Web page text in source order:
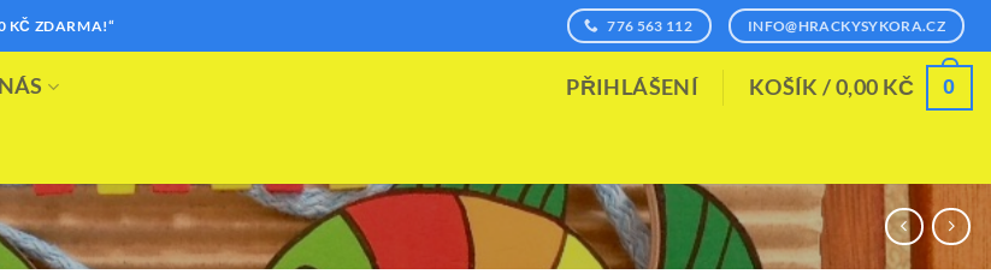
KČ ZDARMA!“ 776 563 112 INFO@HRACKYSYKORA.CZ
PŘIHLÁŠENÍ KOŠÍK /0,00 KČ 0